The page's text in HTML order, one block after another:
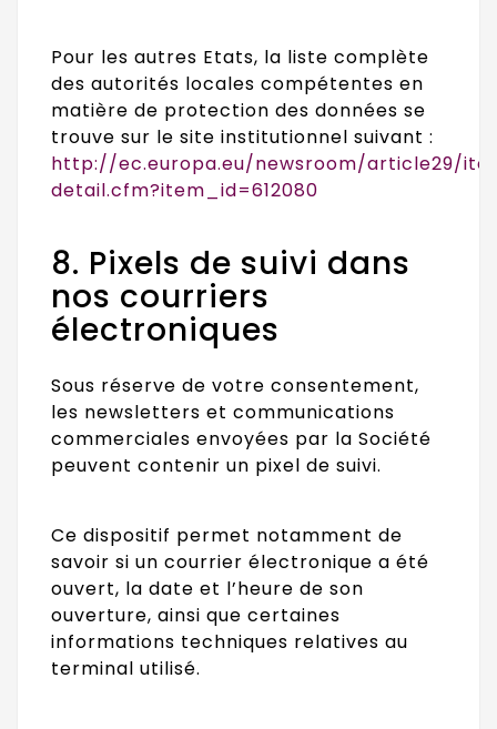
Pour les autres Etats, la liste complète
des autorités locales compétentes en
matière de protection des données se
trouve sur le site institutionnel suivant :
http://ec.europa.eu/newsroom/article29/
detail.cfm?item_id=612080
8. Pixels de suivi dans
nos courriers
électroniques
Sous réserve de votre consentement,
les newsletters et communications
commerciales envoyées par la Société
peuvent contenir un pixel de suivi.
Ce dispositif permet notamment de
savoir si un courrier électronique a été
ouvert, la date et l’heure de son
ouverture, ainsi que certaines
informations techniques relatives au
terminal utilisé.